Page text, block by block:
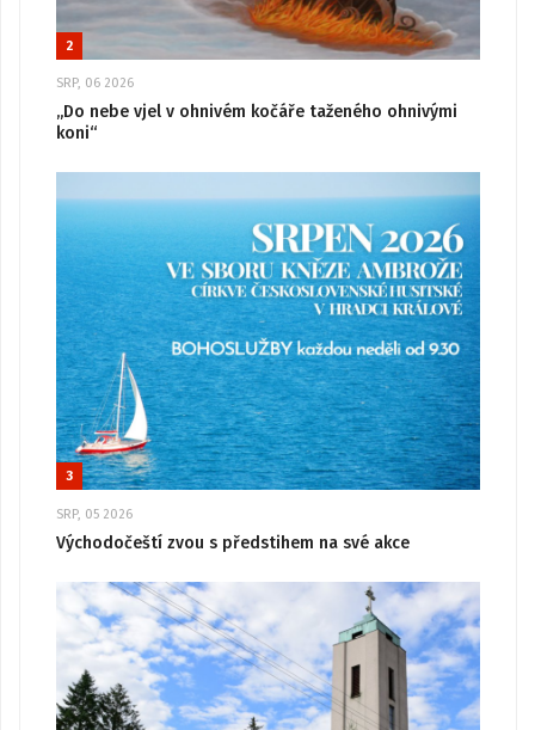
2
SRP, 06 2026
„Do nebe vjel v ohnivém kočáře taženého ohnivými
koni“
3
SRP, 05 2026
Východočeští zvou s předstihem na své akce